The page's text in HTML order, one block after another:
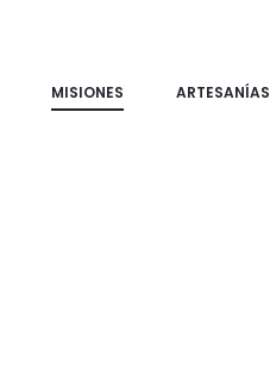
MISIONES ARTESANÍAS